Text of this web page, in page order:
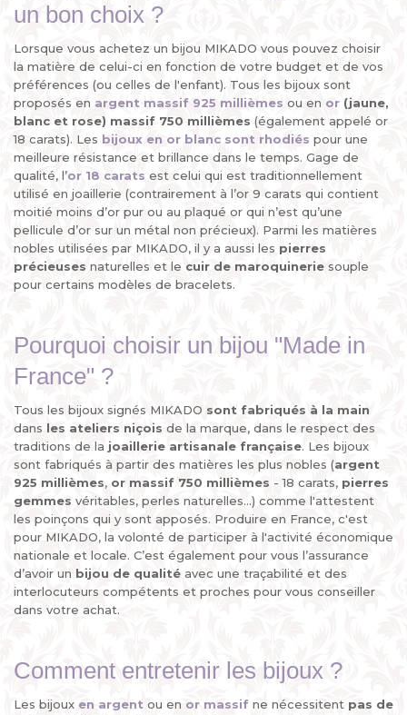
un bon choix ?
Lorsque vous achetez un bijou MIKADO vous pouvez choisir
la matière de celui-ci en fonction de votre budget et de vos
préférences (ou celles de l'enfant). Tous les bijoux sont
proposés en argent massif 925 millièmes ou en or (jaune,
blanc et rose) massif 750 millièmes (également appelé or
18 carats). Les bijoux en or blanc sont rhodiés pour une
meilleure résistance et brillance dans le temps. Gage de
qualité, l’or 18 carats est celui qui est traditionnellement
utilisé en joaillerie (contrairement à l’or 9 carats qui contient
moitié moins d’or pur ou au plaqué or qui n’est qu’une
pellicule d’or sur un métal non précieux). Parmi les matières
nobles utilisées par MIKADO, il y a aussi les pierres
précieuses naturelles et le cuir de maroquinerie souple
pour certains modèles de bracelets.
Pourquoi choisir un bijou "Made in
France" ?
Tous les bijoux signés MIKADO sont fabriqués à la main
dans les ateliers niçois de la marque, dans le respect des
traditions de la joaillerie artisanale française. Les bijoux
sont fabriqués à partir des matières les plus nobles (argent
925 millièmes, or massif 750 millièmes - 18 carats, pierres
gemmes véritables, perles naturelles...) comme l'attestent
les poinçons qui y sont apposés. Produire en France, c'est
pour MIKADO, la volonté de participer à l'activité économique
nationale et locale. C’est également pour vous l’assurance
d’avoir un bijou de qualité avec une traçabilité et des
interlocuteurs compétents et proches pour vous conseiller
dans votre achat.
Comment entretenir les bijoux ?
Les bijoux en argent ou en or massif ne nécessitent pas de